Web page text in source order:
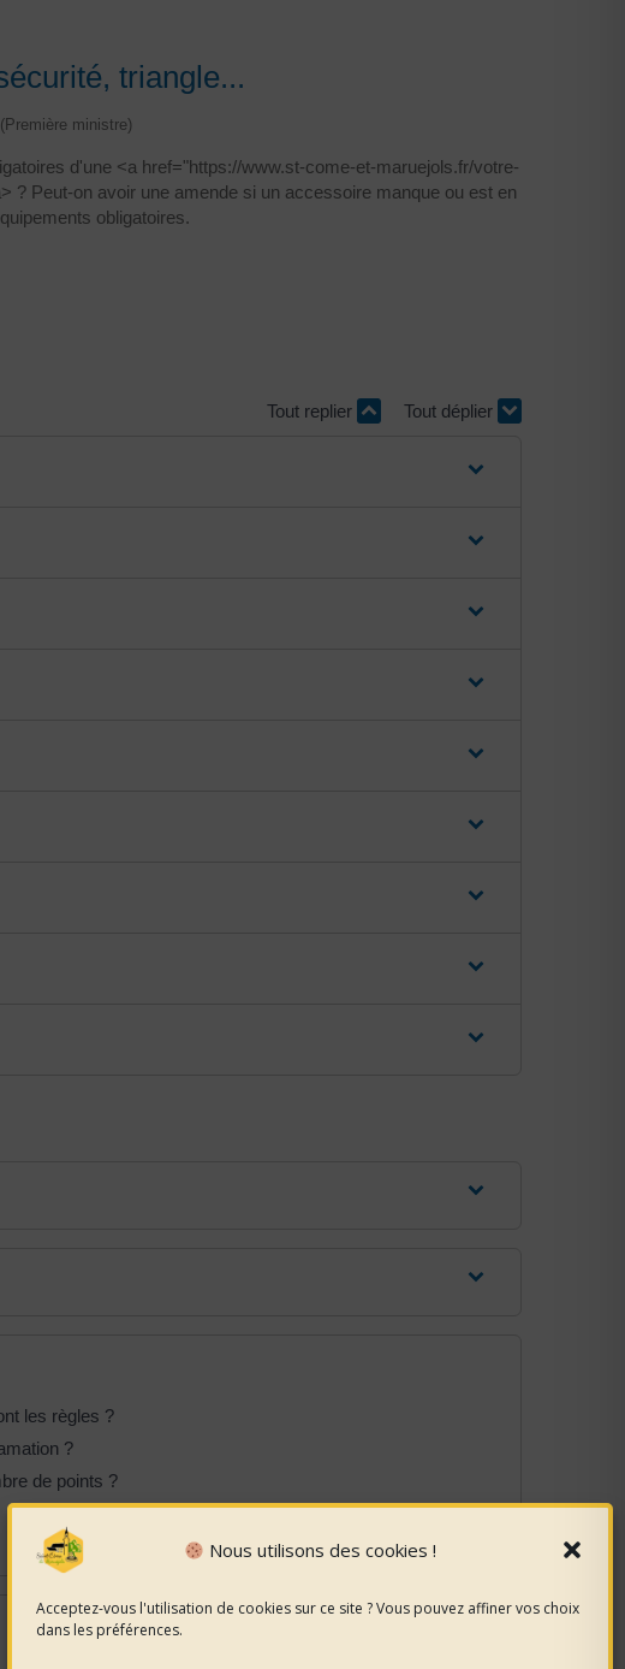
Nous utilisons des cookies !
Acceptez-vous l'utilisation de cookies sur ce site ? Vous pouvez affiner vos choix
dans les préférences.
triangle...
ministre)
d'une <a href="https://www.st-come-et-maruejols.fr/votre-
Peut-on avoir une amende si un accessoire manque ou est en
obligatoires.
Tout replier Tout déplier
les règles ?
?
de points ?